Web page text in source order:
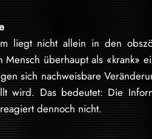
liegt nicht allein in den
Mensch überhaupt als «krank»
sich nachweisbare
wird. Das bedeutet: Die
dennoch nicht.